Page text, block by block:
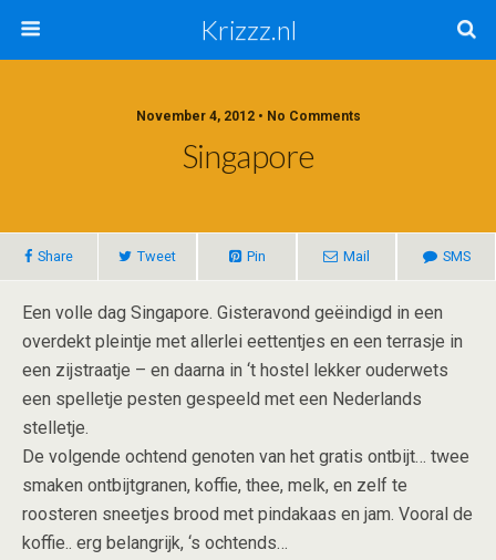
Krizzz.nl
November 4, 2012 • No Comments
Singapore
Share Tweet Pin Mail SMS
Een volle dag Singapore. Gisteravond geëindigd in een
overdekt pleintje met allerlei eettentjes en een terrasje in
een zijstraatje – en daarna in ‘t hostel lekker ouderwets
een spelletje pesten gespeeld met een Nederlands
stelletje.
De volgende ochtend genoten van het gratis ontbijt… twee
smaken ontbijtgranen, koffie, thee, melk, en zelf te
roosteren sneetjes brood met pindakaas en jam. Vooral de
koffie.. erg belangrijk, ‘s ochtends…